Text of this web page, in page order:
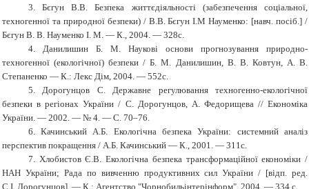
3. Бєгун В.В. Безпека життєдіяльності (забезпечення соціальної,
техногенної та природної безпеки) / В.В. Бєгун І.М Науменко: [навч. посіб.] /
Бєгун В. В. Науменко І. М. — К., 2004. — 328с.
4. Данилишин Б. М. Наукові основи прогнозування природно-
техногенної (екологічної) безпеки / Б. М. Данилишин, В. В. Ковтун, А. В.
Степаненко — К.: Лекс Дім, 2004. — 552с.
5. Дорогунцов С. Державне регулювання техногенно-екологічної
безпеки в регіонах України / С. Дорогунцов, А. Федорищева // Економіка
України. — 2002. — № 4. — С. 70–76.
6. Качинський А.Б. Екологічна безпека України: системний аналіз
перспектив покращення / А.Б. Качинський — К., 2001. — 311с.
7. Хлобистов Є.В. Екологічна безпека трансформаційної економіки /
НАН України; Рада по вивченню продуктивних сил України / [відп. ред.
С.І. Дорогунцов]. — К.: Агентство "Чорнобильінтерінформ", 2004. — 334 с.